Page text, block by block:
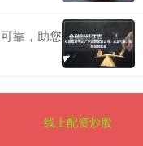
靠，助您
线上配资炒股